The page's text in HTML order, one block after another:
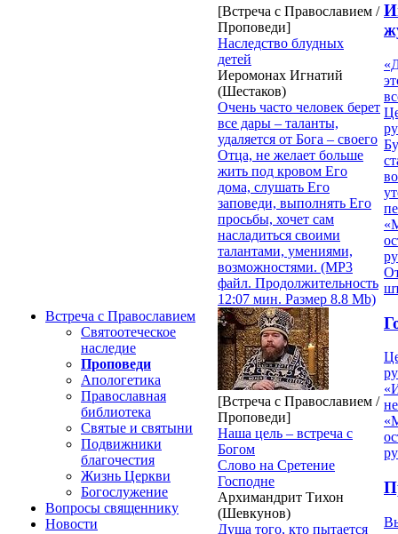
Встреча с Православием
Святоотеческое
наследие
Проповеди
Апологетика
Православная
библиотека
Святые и святыни
Подвижники
благочестия
Жизнь Церкви
Богослужение
Вопросы священнику
Новости
[Встреча с Православием /
Проповеди]
Наследство блудных
детей
Иеромонах Игнатий
(Шестаков)
Очень часто человек берет
все дары – таланты,
удаляется от Бога – своего
Отца, не желает больше
жить под кровом Его
дома, слушать Его
заповеди, выполнять Его
просьбы, хочет сам
насладиться своими
талантами, умениями,
возможностями. (MP3
файл. Продолжительность
12:07 мин. Размер 8.8 Mb)
[Встреча с Православием /
Проповеди]
Наша цель – встреча с
Богом
Слово на Сретение
Господне
Архимандрит Тихон
(Шевкунов)
Душа того, кто пытается